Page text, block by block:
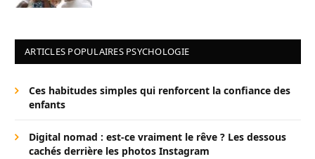
ARTICLES POPULAIRES PSYCHOLOGIE
Ces habitudes simples qui renforcent la confiance des
enfants
Digital nomad : est-ce vraiment le rêve ? Les dessous
cachés derrière les photos Instagram